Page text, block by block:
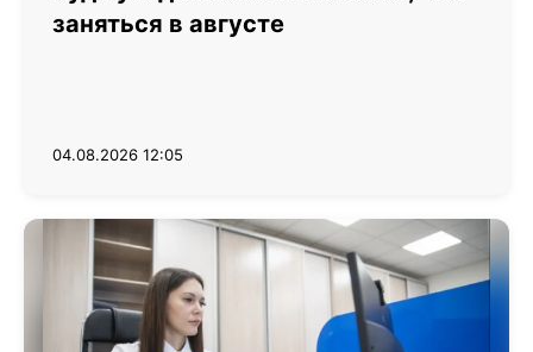
заняться в августе
04.08.2026 12:05